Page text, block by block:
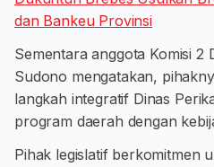
dan Bankeu Provinsi
​Sementara anggota Komisi 2
Sudono mengatakan,
langkah integratif Dinas
program daerah dengan
Pihak legislatif berkomitmen